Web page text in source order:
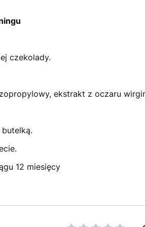
czekolady.
ekstrakt z oczaru
12 miesięcy